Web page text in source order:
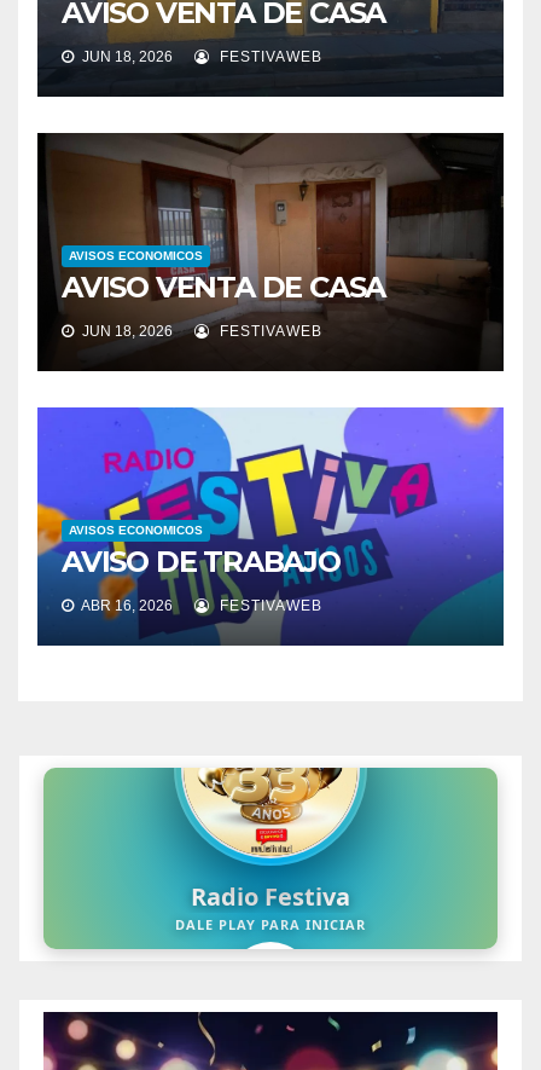
AVISO VENTA DE CASA
JUN 18, 2026 FESTIVAWEB
AVISOS ECONOMICOS
AVISO VENTA DE CASA
JUN 18, 2026 FESTIVAWEB
AVISOS ECONOMICOS
AVISO DE TRABAJO
ABR 16, 2026 FESTIVAWEB